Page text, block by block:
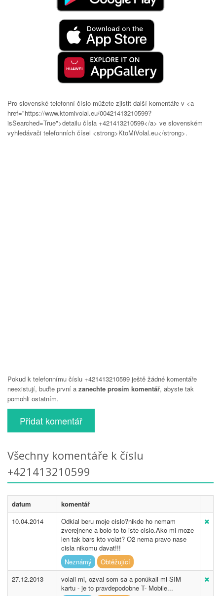
Pro slovenské telefonní číslo můžete zjistit další komentáře v <a
href="https://www.ktomivolal.eu/00421413210599?
isSearched=True">detailu čísla +421413210599</a> ve slovenském
vyhledávači telefonních čísel <strong>KtoMiVolal.eu</strong>.
Pokud k telefonnímu číslu +421413210599 ještě žádné komentáře
neexistují, buďte první a zanechte prosím komentář, abyste tak
pomohli ostatním.
Přidat komentář
Všechny komentáře k číslu
+421413210599
datum
komentář
10.04.2014
Odkial beru moje cislo?nikde ho nemam
zverejnene a bolo to to iste cislo.Ako mi moze
len tak bars kto volat? O2 nema pravo nase
cisla nikomu davat!!!
Neznámý
Obtěžující
27.12.2013
volali mi, ozval som sa a ponúkali mi SIM
kartu - je to pravdepodobne T- Mobile...